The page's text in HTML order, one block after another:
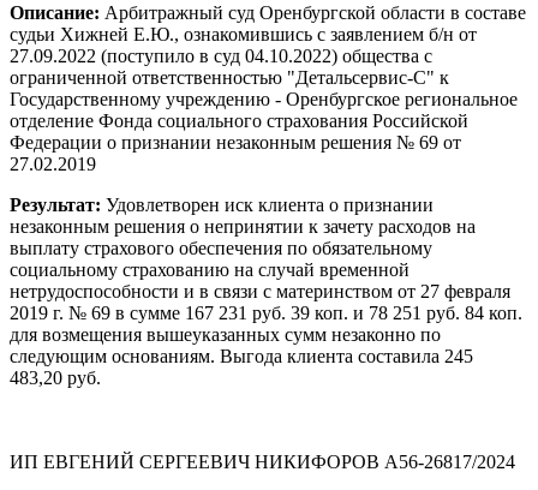
Описание: Арбитражный суд Оренбургской области в составе
судьи Хижней Е.Ю., ознакомившись с заявлением б/н от
27.09.2022 (поступило в суд 04.10.2022) общества с
ограниченной ответственностью "Детальсервис-С" к
Государственному учреждению - Оренбургское региональное
отделение Фонда социального страхования Российской
Федерации о признании незаконным решения № 69 от
27.02.2019
Результат: Удовлетворен иск клиента о признании
незаконным решения о непринятии к зачету расходов на
выплату страхового обеспечения по обязательному
социальному страхованию на случай временной
нетрудоспособности и в связи с материнством от 27 февраля
2019 г. № 69 в сумме 167 231 руб. 39 коп. и 78 251 руб. 84 коп.
для возмещения вышеуказанных сумм незаконно по
следующим основаниям. Выгода клиента составила 245
483,20 руб.
ИП ЕВГЕНИЙ СЕРГЕЕВИЧ НИКИФОРОВ А56-26817/2024